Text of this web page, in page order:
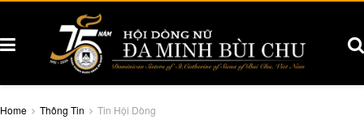
Home Thông Tin Tin Hội Dòng